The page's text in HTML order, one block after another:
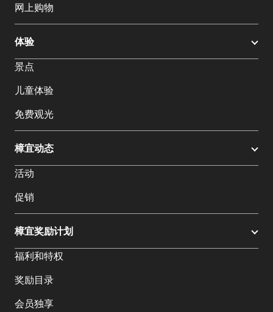
网上购物
体验
景点
儿童体验
免费观光
樟宜动态
活动
促销
樟宜奖励计划
福利和特权
奖励目录
会员独享